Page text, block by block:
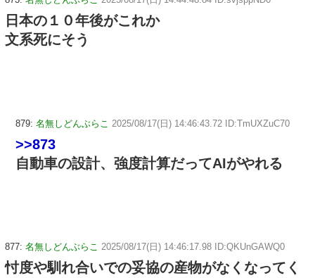
日本の１０年後がこれか
文系死にそう
879: 名無しどんぶらこ 2025/08/17(日) 14:46:43.72 ID:TmUXZuC70
>>873
自動車の設計、強度計算だってAIがやれる
877: 名無しどんぶらこ 2025/08/17(日) 14:46:17.98 ID:QKUnGAWQ0
忖度や馴れ合いでの妥協の産物がなくなってく